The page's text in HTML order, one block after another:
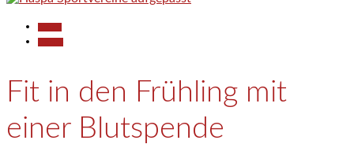
Fit in den Frühling mit
einer Blutspende